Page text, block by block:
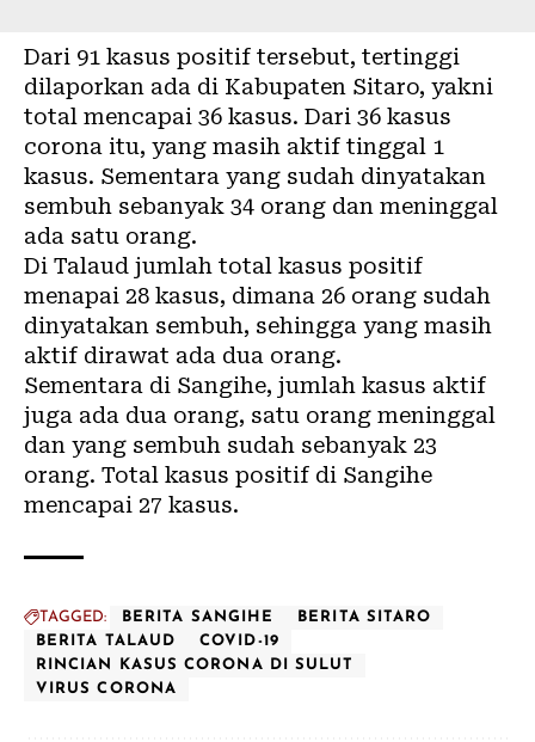
Dari 91 kasus positif tersebut, tertinggi
dilaporkan ada di Kabupaten Sitaro, yakni
total mencapai 36 kasus. Dari 36 kasus
corona itu, yang masih aktif tinggal 1
kasus. Sementara yang sudah dinyatakan
sembuh sebanyak 34 orang dan meninggal
ada satu orang.
Di Talaud jumlah total kasus positif
menapai 28 kasus, dimana 26 orang sudah
dinyatakan sembuh, sehingga yang masih
aktif dirawat ada dua orang.
Sementara di Sangihe, jumlah kasus aktif
juga ada dua orang, satu orang meninggal
dan yang sembuh sudah sebanyak 23
orang. Total kasus positif di Sangihe
mencapai 27 kasus.
TAGGED: BERITA SANGIHE
BERITA SITARO
BERITA TALAUD
COVID-19
RINCIAN KASUS CORONA DI SULUT
VIRUS CORONA